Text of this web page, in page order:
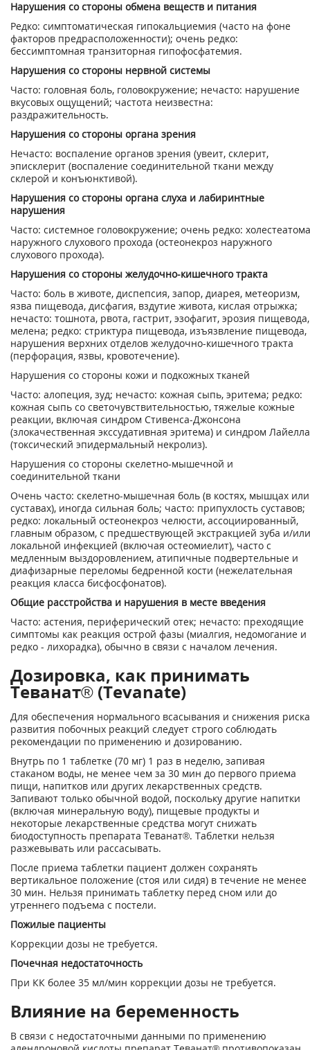
Нарушения со стороны обмена веществ и питания
Редко: симптоматическая гипокальциемия (часто на фоне
факторов предрасположенности); очень редко:
бессимптомная транзиторная гипофосфатемия.
Нарушения со стороны нервной системы
Часто: головная боль, головокружение; нечасто: нарушение
вкусовых ощущений; частота неизвестна:
раздражительность.
Нарушения со стороны органа зрения
Нечасто: воспаление органов зрения (увеит, склерит,
эписклерит (воспаление соединительной ткани между
склерой и конъюнктивой).
Нарушения со стороны органа слуха и лабиринтные
нарушения
Часто: системное головокружение; очень редко: холестеатома
наружного слухового прохода (остеонекроз наружного
слухового прохода).
Нарушения со стороны желудочно-кишечного тракта
Часто: боль в животе, диспепсия, запор, диарея, метеоризм,
язва пищевода, дисфагия, вздутие живота, кислая отрыжка;
нечасто: тошнота, рвота, гастрит, эзофагит, эрозия пищевода,
мелена; редко: стриктура пищевода, изъязвление пищевода,
нарушения верхних отделов желудочно-кишечного тракта
(перфорация, язвы, кровотечение).
Нарушения со стороны кожи и подкожных тканей
Часто: алопеция, зуд; нечасто: кожная сыпь, эритема; редко:
кожная сыпь со светочувствительностью, тяжелые кожные
реакции, включая синдром Стивенса-Джонсона
(злокачественная экссудативная эритема) и синдром Лайелла
(токсический эпидермальный некролиз).
Нарушения со стороны скелетно-мышечной и
соединительной ткани
Очень часто: скелетно-мышечная боль (в костях, мышцах или
суставах), иногда сильная боль; часто: припухлость суставов;
редко: локальный остеонекроз челюсти, ассоциированный,
главным образом, с предшествующей экстракцией зуба и/или
локальной инфекцией (включая остеомиелит), часто с
медленным выздоровлением, атипичные подвертельные и
диафизарные переломы бедренной кости (нежелательная
реакция класса бисфосфонатов).
Общие расстройства и нарушения в месте введения
Часто: астения, периферический отек; нечасто: преходящие
симптомы как реакция острой фазы (миалгия, недомогание и
редко - лихорадка), обычно в связи с началом лечения.
Дозировка, как принимать
Теванат® (Tevanate)
Для обеспечения нормального всасывания и снижения риска
развития побочных реакций следует строго соблюдать
рекомендации по применению и дозированию.
Внутрь по 1 таблетке (70 мг) 1 раз в неделю, запивая
стаканом воды, не менее чем за 30 мин до первого приема
пищи, напитков или других лекарственных средств.
Запивают только обычной водой, поскольку другие напитки
(включая минеральную воду), пищевые продукты и
некоторые лекарственные средства могут снижать
биодоступность препарата Теванат®. Таблетки нельзя
разжевывать или рассасывать.
После приема таблетки пациент должен сохранять
вертикальное положение (стоя или сидя) в течение не менее
30 мин. Нельзя принимать таблетку перед сном или до
утреннего подъема с постели.
Пожилые пациенты
Коррекции дозы не требуется.
Почечная недостаточность
При КК более 35 мл/мин коррекции дозы не требуется.
Влияние на беременность
В связи с недостаточными данными по применению